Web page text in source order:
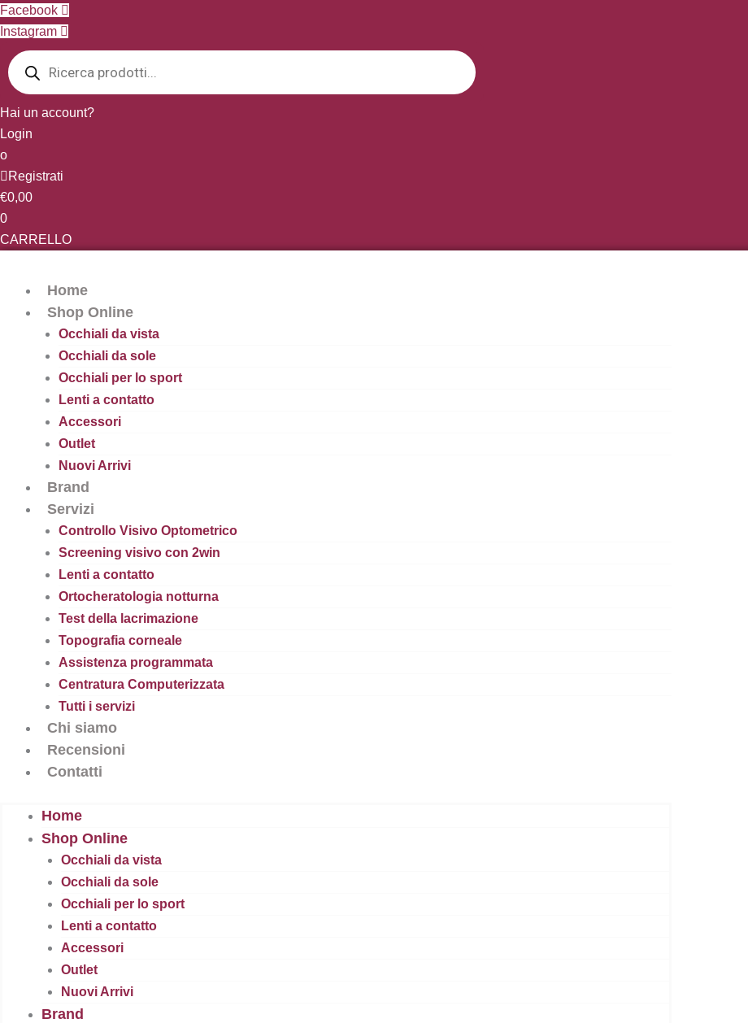
Vai
al
contenuto
Facebook
Instagram
Products
search
Hai un account?
Login
o
Registrati
€0,00
0
CARRELLO
Home
Shop Online
Occhiali da vista
Occhiali da sole
Occhiali per lo sport
Lenti a contatto
Accessori
Outlet
Nuovi Arrivi
Brand
Servizi
Controllo Visivo Optometrico
Screening visivo con 2win
Lenti a contatto
Ortocheratologia notturna
Test della lacrimazione
Topografia corneale
Assistenza programmata
Centratura Computerizzata
Tutti i servizi
Chi siamo
Recensioni
Contatti
Home
Shop Online
Occhiali da vista
Occhiali da sole
Occhiali per lo sport
Lenti a contatto
Accessori
Outlet
Nuovi Arrivi
Brand